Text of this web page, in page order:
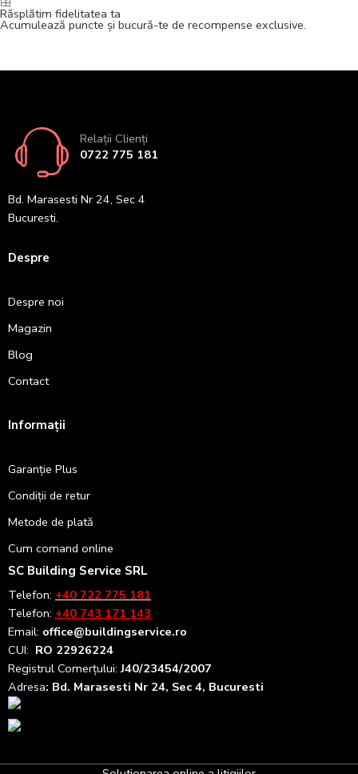
Răsplătim fidelitatea ta
Acumulează puncte și bucură-te de recompense exclusive.
Relații Clienți
0722 775 181
Bd. Marasesti Nr 24, Sec 4
Bucuresti.
Despre
Despre noi
Magazin
Blog
Contact
Informații
Garanție Plus
Condiții de retur
Metode de plată
Cum comand online
SC Building Service SRL
Telefon: +40 722 775 181
Telefon: +40 743 171 143
Email: office@buildingservice.ro
CUI: RO 22926224
Registrul Comerțului:J40/23454/2007
Adresa: Bd. Marasesti Nr 24, Sec 4, Bucuresti